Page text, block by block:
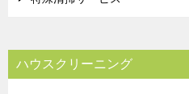
ハウスクリーニング